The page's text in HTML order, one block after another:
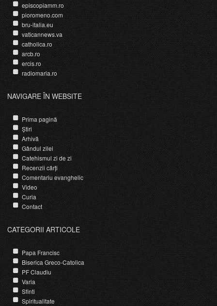
episcopiamm.ro
pioromeno.com
bru-italia.eu
vaticannews.va
catholica.ro
arcb.ro
ercis.ro
radiomaria.ro
NAVIGARE ÎN WEBSITE
Prima pagină
Știri
Arhivă
Gândul zilei
Catehismul zi de zi
Recenzii cărți
Comentariu evanghelic
Video
Curia
Contact
CATEGORII ARTICOLE
Papa Francisc
Biserica Greco-Catolica
PF Claudiu
Varia
Sfinti
Spiritualitate